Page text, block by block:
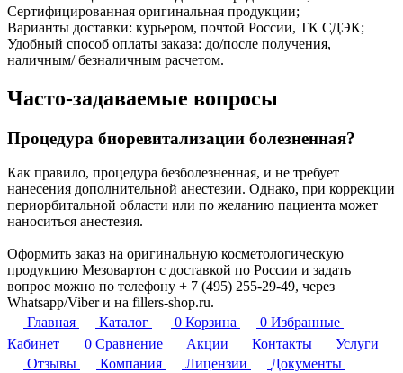
Сертифицированная оригинальная продукции;
Варианты доставки: курьером, почтой России, ТК СДЭК;
Удобный способ оплаты заказа: до/после получения,
наличным/ безналичным расчетом.
Часто-задаваемые вопросы
Процедура биоревитализации болезненная?
Как правило, процедура безболезненная, и не требует
нанесения дополнительной анестезии. Однако, при коррекции
периорбитальной области или по желанию пациента может
наноситься анестезия.
Оформить заказ на оригинальную косметологическую
продукцию Мезовартон с доставкой по России и задать
вопрос можно по телефону + 7 (495) 255-29-49, через
Whatsapp/Viber и на fillers-shop.ru.
Главная
Каталог 0 Корзина 0 Избранные
Кабинет
0 Сравнение Акции Контакты
Услуги
Отзывы
Компания Лицензии
Документы